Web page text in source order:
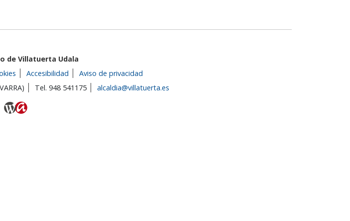
de Villatuerta Udala
Accesibilidad
Aviso de privacidad
Tel. 948 541175 alcaldia@villatuerta.es